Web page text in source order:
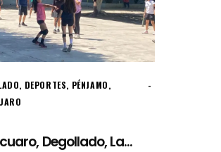
, DEPORTES, PÉNJAMO,
Degollado, La...